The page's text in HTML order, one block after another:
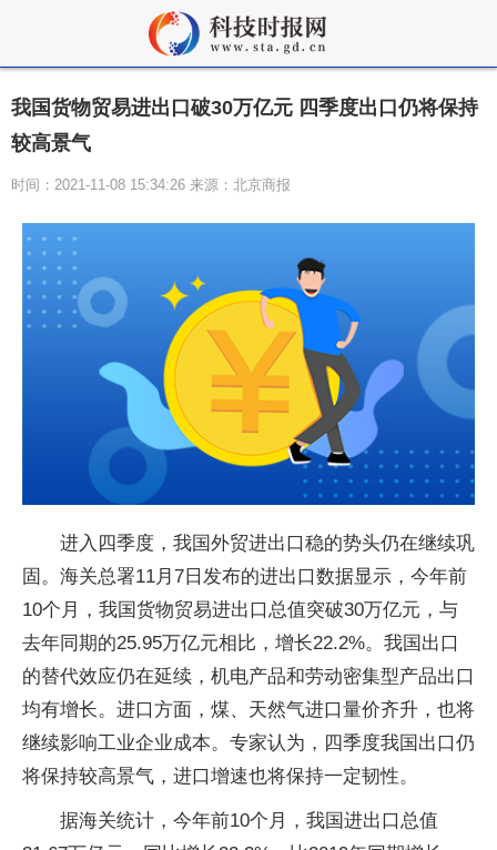
我国货物贸易进出口破30万亿元 四季度出口仍将保持
较高景气
时间：2021-11-08 15:34:26 来源：北京商报
进入四季度，我国外贸进出口稳的势头仍在继续巩
固。海关总署11月7日发布的进出口数据显示，今年前
10个月，我国货物贸易进出口总值突破30万亿元，与
去年同期的25.95万亿元相比，增长22.2%。我国出口
的替代效应仍在延续，机电产品和劳动密集型产品出口
均有增长。进口方面，煤、天然气进口量价齐升，也将
继续影响工业企业成本。专家认为，四季度我国出口仍
将保持较高景气，进口增速也将保持一定韧性。
据海关统计，今年前10个月，我国进出口总值